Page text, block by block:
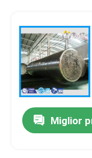
Miglior